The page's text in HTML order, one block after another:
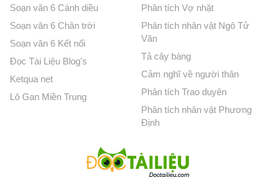
Soạn văn 6 Cánh diều
Soạn văn 6 Chân trời
Soạn văn 6 Kết nối
Đọc Tài Liệu Blog's
Ketqua net
Lô Gan Miền Trung
Phân tích Vợ nhặt
Phân tích nhân vật Ngô Tử
Văn
Tả cây bàng
Cảm nghĩ về người thân
Phân tích Trao duyên
Phân tích nhân vật Phương
Định